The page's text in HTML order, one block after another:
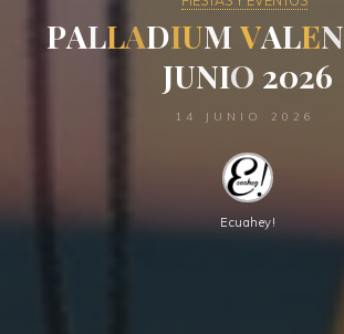
PALLADIUM VALEN
JUNIO 2026
14 JUNIO 2026
Ecuahey!